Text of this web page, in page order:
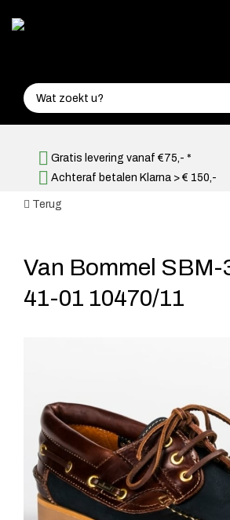
Gratis levering vanaf €75,- *
Achteraf betalen Klarna > € 150,-
Terug
Van Bommel SBM-
41-01 10470/11